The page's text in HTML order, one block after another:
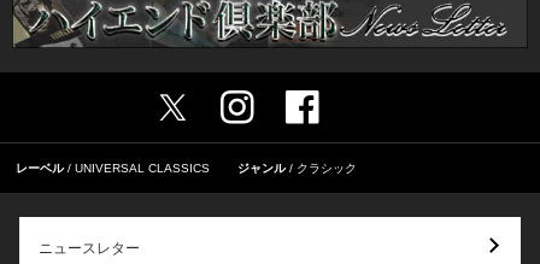
レーベル UNIVERSAL CLASSICS ジャンル クラシック
ニュースレター